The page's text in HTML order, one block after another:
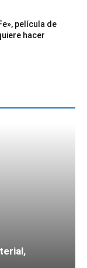
película de
hacer